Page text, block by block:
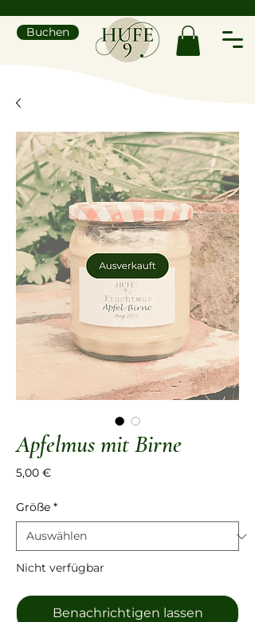
Buchen
Apfelmus mit Birne
5,00 €Preis
Größe *
Nicht verfügbar
Benachrichtigen lassen